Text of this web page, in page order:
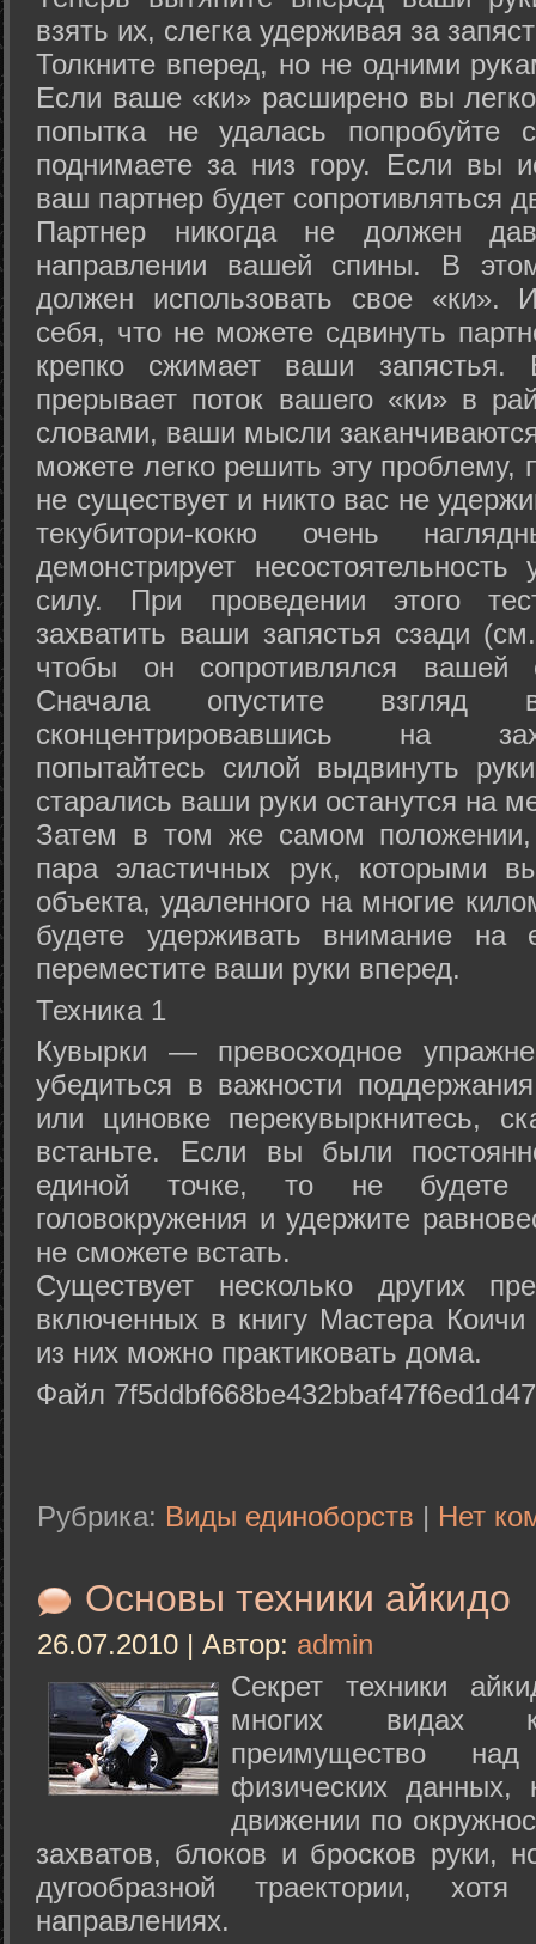
взять их, слегка удерживая за
Толкните вперед, но не одними
Если ваше «ки» расширено вы
попытка не удалась попробуйте
поднимаете за низ гору. Если вы
ваш партнер будет сопротивляться
Партнер никогда не должен
направлении вашей спины. В
должен использовать свое «ки».
себя, что не можете сдвинуть
крепко сжимает ваши запястья.
прерывает поток вашего «ки» в
словами, ваши мысли
можете легко решить эту проблему,
не существует и никто вас не
текубитори-кокю очень
демонстрирует
силу. При проведении этого
захватить ваши запястья сзади
чтобы он сопротивлялся вашей
Сначала опустите
сконцентрировавшись на
попытайтесь силой выдвинуть
старались ваши руки останутся на
Затем в том же самом положении,
пара эластичных рук, которыми
объекта, удаленного на многие
будете удерживать внимание на
переместите ваши руки вперед.
Техника 1
Кувырки — превосходное
убедиться в важности
или циновке перекувыркнитесь,
встаньте. Если вы были
единой точке, то не будете
головокружения и удержите
не сможете встать.
Существует несколько других
включенных в книгу Мастера
из них можно практиковать дома.
Файл
Рубрика: Виды единоборств | Нет
Основы техники айкидо
26.07.2010 | Автор: admin
Секрет техники
многих видах
преимущество
физических данных,
движении по
захватов, блоков и бросков руки,
дугообразной траектории,
направлениях.